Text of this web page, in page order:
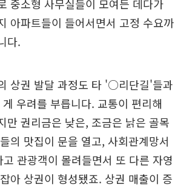
중소형 사무실들이 모여든 데다가
아파트들이 들어서면서 고정 수요까
다.
상권 발달 과정도 타 '○리단길'들과
우려를 부릅니다. 교통이 편리해
만 권리금은 낮은, 조금은 낡은 골목
의 맛집이 문을 열고, 사회관계망서
고 관광객이 몰려들면서 또 다른 자영
아 상권이 형성됐죠. 상권 매출이 증